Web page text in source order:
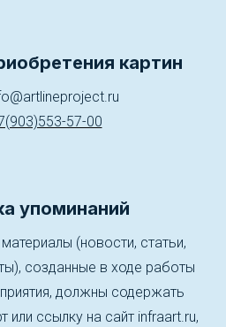
картин
57-00
упоминаний
(новости, статьи,
созданные в ходе работы
должны содержать
или ссылку на сайт infraart.ru,